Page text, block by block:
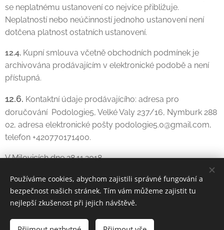
se neplatnému ustanovení co nejvíce přibližuje.
Neplatností nebo neúčinností jednoho ustanovení není
dotčena platnost ostatních ustanovení.
12.4. Kupní smlouva včetně obchodních podmínek je
archivována prodávajícím v elektronické podobě a není
přístupná.
12.6. Kontaktní údaje prodávajícího: adresa pro
doručování Podologie5, Velké Valy 237/16, Nymburk 288
02, adresa elektronické pošty podologie5.0@gmail.com,
telefon +420770171400.
V Milovicích dne 28.11.2018
Používáme cookies, abychom zajistili správné fungování a
bezpečnost našich stránek. Tím vám můžeme zajistit tu
nejlepší zkušenost při jejich návštěvě.